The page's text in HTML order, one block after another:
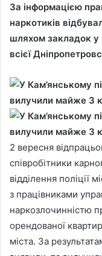
За інформацією
наркотиків
шляхом закладок у
всієї
2 вересня
співробітники
відділення поліції
з працівниками
наркозлочинністю
орендованої
міста. За